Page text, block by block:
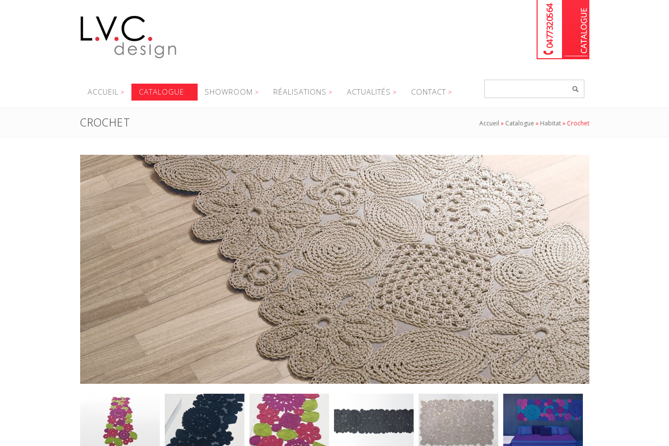
04 77 32 05 64
ACCUEIL CATALOGUE SHOWROOM RÉALISATIONS ACTUALITÉS CONTACT
CROCHET Accueil » Catalogue » Habitat» Crochet